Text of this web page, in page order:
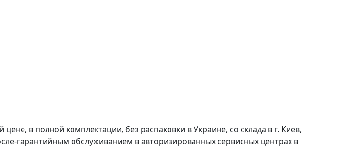
в полной комплектации, без распаковки в Украине, со склада в г. Киев,
гарантийным обслуживанием в авторизированных сервисных центрах в